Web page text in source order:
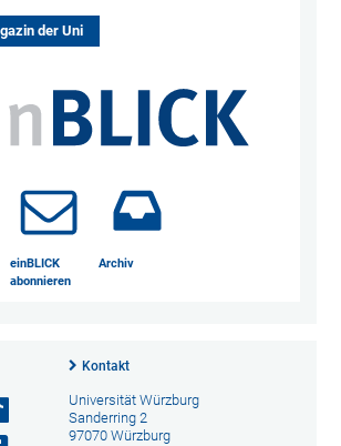
der Uni
einBLICK
abonnieren
Archiv
Kontakt
Universität Würzburg
Sanderring 2
97070 Würzburg